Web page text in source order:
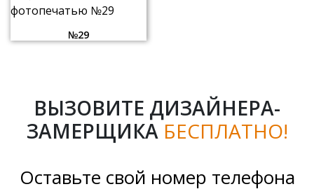
№29
ВЫЗОВИТЕ ДИЗАЙНЕРА-
ЗАМЕРЩИКА БЕСПЛАТНО!
Оставьте свой номер телефона